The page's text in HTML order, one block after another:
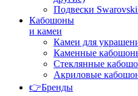
Подвески
Кабошоны
и камеи
Камеи для
Каменные
Стеклянные
Акриловые
👉Бренды